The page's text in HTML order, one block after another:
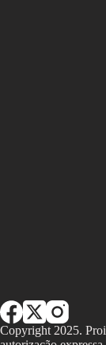
Copyright 2025.